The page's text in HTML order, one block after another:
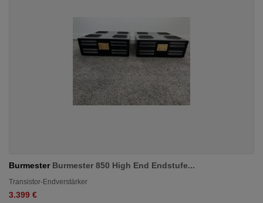
Burmester Burmester 850 High End Endstufe...
Transistor-Endverstärker
3.399 €